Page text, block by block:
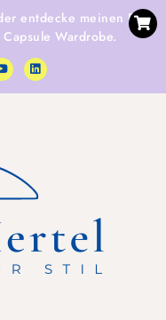
entdecke meinen E-
Wardrobe.